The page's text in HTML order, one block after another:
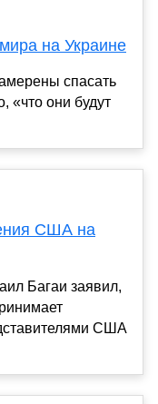
на Украине
спасать
«что они будут
США на
Багаи заявил,
США